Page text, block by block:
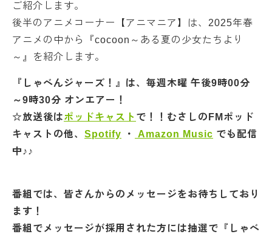
ご紹介します。
後半のアニメコーナー【アニマニア】は、2025年春
アニメの中から『cocoon～ある夏の少女たちより
～』を紹介します。
『しゃべんジャーズ！』は、毎週木曜 午後9時00分
～9時30分 オンエアー！
☆放送後はポッドキャスト で！！むさしのFMポッド
キャストの他、 Spotify ・ Amazon Music でも配信
中♪♪
番組では、皆さんからのメッセージをお待ちしており
ます！
番組でメッセージが採用された方には抽選で『しゃべ